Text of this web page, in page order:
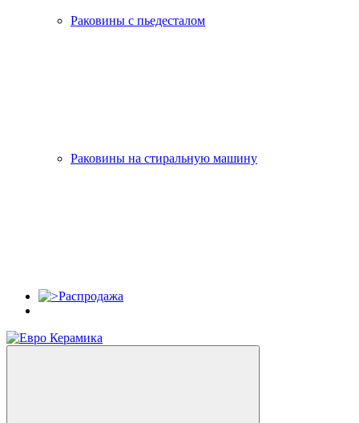
Раковины с пьедесталом
Раковины на стиральную машину
Распродажа